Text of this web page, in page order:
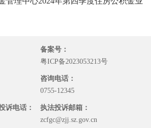
备案号：
粤ICP备2023053213号
咨询电话：
0755-12345
诉电话：
执法投诉邮箱：
zcfgc@zjj.sz.gov.cn